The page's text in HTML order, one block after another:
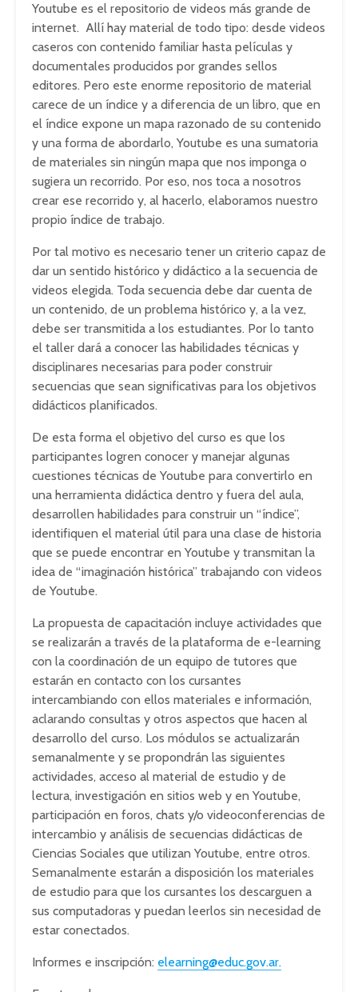
Youtube es el repositorio de videos más grande de
internet. Allí hay material de todo tipo: desde videos
caseros con contenido familiar hasta películas y
documentales producidos por grandes sellos
editores. Pero este enorme repositorio de material
carece de un índice y a diferencia de un libro, que en
el índice expone un mapa razonado de su contenido
y una forma de abordarlo, Youtube es una sumatoria
de materiales sin ningún mapa que nos imponga o
sugiera un recorrido. Por eso, nos toca a nosotros
crear ese recorrido y, al hacerlo, elaboramos nuestro
propio índice de trabajo.
Por tal motivo es necesario tener un criterio capaz de
dar un sentido histórico y didáctico a la secuencia de
videos elegida. Toda secuencia debe dar cuenta de
un contenido, de un problema histórico y, a la vez,
debe ser transmitida a los estudiantes. Por lo tanto
el taller dará a conocer las habilidades técnicas y
disciplinares necesarias para poder construir
secuencias que sean significativas para los objetivos
didácticos planificados.
De esta forma el objetivo del curso es que los
participantes logren conocer y manejar algunas
cuestiones técnicas de Youtube para convertirlo en
una herramienta didáctica dentro y fuera del aula,
desarrollen habilidades para construir un “índice”,
identifiquen el material útil para una clase de historia
que se puede encontrar en Youtube y transmitan la
idea de “imaginación histórica” trabajando con videos
de Youtube.
La propuesta de capacitación incluye actividades que
se realizarán a través de la plataforma de e-learning
con la coordinación de un equipo de tutores que
estarán en contacto con los cursantes
intercambiando con ellos materiales e información,
aclarando consultas y otros aspectos que hacen al
desarrollo del curso. Los módulos se actualizarán
semanalmente y se propondrán las siguientes
actividades, acceso al material de estudio y de
lectura, investigación en sitios web y en Youtube,
participación en foros, chats y/o videoconferencias de
intercambio y análisis de secuencias didácticas de
Ciencias Sociales que utilizan Youtube, entre otros.
Semanalmente estarán a disposición los materiales
de estudio para que los cursantes los descarguen a
sus computadoras y puedan leerlos sin necesidad de
estar conectados.
Informes e inscripción: elearning@educ.gov.ar.